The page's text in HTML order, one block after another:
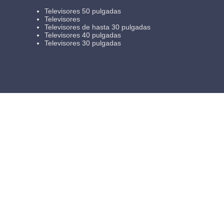
Televisores 50 pulgadas
Televisores
Televisores de hasta 30 pulgadas
Televisores 40 pulgadas
Televisores 30 pulgadas